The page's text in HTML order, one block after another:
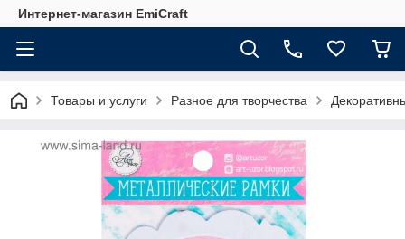
Интернет-магазин EmiCraft
Товары и услуги Разное для творчества